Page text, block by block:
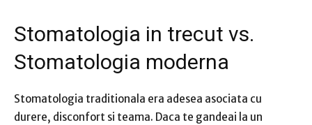
Stomatologia in trecut vs.
Stomatologia moderna
Stomatologia traditionala era adesea asociata cu
durere, disconfort si teama. Daca te gandeai la un